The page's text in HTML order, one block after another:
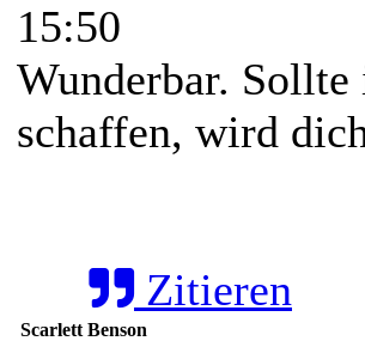
15:50
Wunderbar.
schaffen, wird
Zitieren
Scarlett Benson